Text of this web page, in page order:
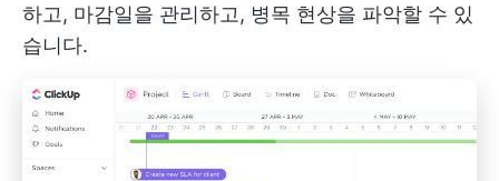
하고, 마감일을 관리하고, 병목 현상을 파악할 수 있
습니다.